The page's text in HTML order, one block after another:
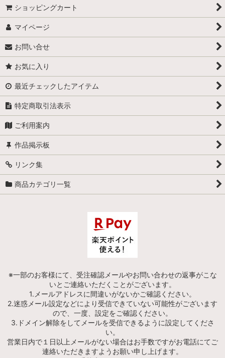
ショッピングカート
マイページ
お問い合せ
お気に入り
最近チェックしたアイテム
特定商取引法表示
ご利用案内
作品掲示板
リンク集
商品カテゴリ一覧
※一部のお客様にて、受注確認メールやお問い合わせの返事がこな
いとご連絡いただくことがございます。
1.メールアドレスに間違いがないかご確認ください。
2.迷惑メール設定などにより受信できていない可能性がございます
ので、一度、設定をご確認ください。
3.ドメイン解除をしてメールを受信できるように設定してくださ
い。
営業日内で１日以上メールがない場合はお手数ですがお電話にてご
連絡いただきますようお願い申し上げます。